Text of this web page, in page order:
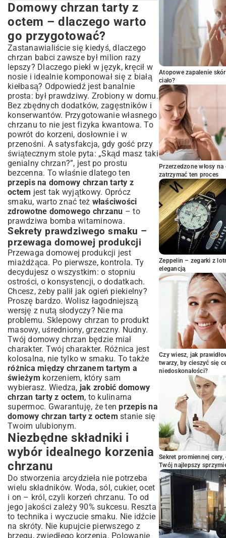
Domowy chrzan tarty z octem –
dlaczego warto go przygotować?
Sekrety prawdziwego smaku – przewaga
domowej produkcji
Niezbędne składniki i wybór idealnego
korzenia chrzanu
Jak rozpoznać świeży i aromatyczny
chrzan?
Jaki ocet wybrać, by podkreślić smak?
Krok po kroku: prosty przepis na chrzan
tarty z octem
Przygotowanie korzenia chrzanu –
skuteczne metody bez łez
Sztuka tarcia i mieszania – osiągnij idealną
konsystencję
Balans smaków – jak doprawić chrzan do
perfekcji?
Wariacje na temat chrzanu: wzbogać
tradycyjny smak
Chrzan z dodatkami – jabłko, śmietana,
czy buraki?
Jak przygotować chrzan o różnym stopniu
ostrości?
Z czym podawać domowy chrzan?
Inspiracje kulinarne
Chrzan jako dodatek do mięs, wędlin i jaj
Wykorzystanie chrzanu w sosach i
marynatach
Przechowywanie domowego chrzanu –
aby długo cieszył smakiem
Jak prawidłowo słoikować chrzan na
zimę?
Podsumowanie: odkryj pełnię smaku
domowego chrzanu
Domowy chrzan tarty z
octem – dlaczego warto
go przygotować?
Zastanawialiście się kiedyś, dlaczego
chrzan babci zawsze był milion razy
lepszy? Dlaczego piekł w język, kręcił w
nosie i idealnie komponował się z białą
kiełbasą? Odpowiedź jest banalnie
prosta: był prawdziwy. Zrobiony w domu.
Bez zbędnych dodatków, zagęstników i
konserwantów. Przygotowanie własnego
chrzanu to nie jest fizyka kwantowa. To
powrót do korzeni, dosłownie i w
przenośni. A satysfakcja, gdy gość przy
świątecznym stole pyta: „Skąd masz taki
genialny chrzan?”, jest po prostu
bezcenna. To właśnie dlatego ten
przepis na domowy chrzan tarty z
octem jest tak wyjątkowy. Oprócz
smaku, warto znać też właściwości
zdrowotne domowego chrzanu – to
prawdziwa bomba witaminowa.
Sekrety prawdziwego smaku –
przewaga domowej produkcji
Przewaga domowej produkcji jest
miażdżąca. Po pierwsze, kontrola. Ty
decydujesz o wszystkim: o stopniu
ostrości, o konsystencji, o dodatkach.
Chcesz, żeby palił jak ogień piekielny?
Proszę bardzo. Wolisz łagodniejszą
wersję z nutą słodyczy? Nie ma
problemu. Sklepowy chrzan to produkt
masowy, uśredniony, grzeczny. Nudny.
Twój domowy chrzan będzie miał
charakter. Twój charakter. Różnica jest
kolosalna, nie tylko w smaku. To także
różnica między chrzanem tartym a
świeżym korzeniem, który sam
wybierasz. Wiedza, jak zrobić domowy
chrzan tarty z octem, to kulinarna
supermoc. Gwarantuję, że tenprzepis na
domowy chrzan tarty z octem stanie się
Twoim ulubionym.
Niezbędne składniki i
wybór idealnego korzenia
chrzanu
Do stworzenia arcydzieła nie potrzeba
wielu składników. Woda, sól, cukier, ocet
i on – król, czyli korzeń chrzanu. To od
jego jakości zależy 90% sukcesu. Reszta
to technika i wyczucie smaku. Nie idźcie
na skróty. Nie kupujcie pierwszego z
brzegu, zwiędłego korzenia. Polowanie
Atopowe zapalenie
ciało?
Przerzedzone włosy
zatrzymać ten proces
Zeppelin – zegarki z
elegancją
Czy wiesz, jak
twarzy, by cieszyć się
niedoskonałości?
Sekret promiennej
Twój najlepszy